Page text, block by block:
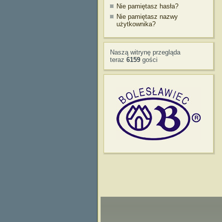
Nie pamiętasz hasła?
Nie pamiętasz nazwy
użytkownika?
Naszą witrynę przegląda
teraz 6159 gości